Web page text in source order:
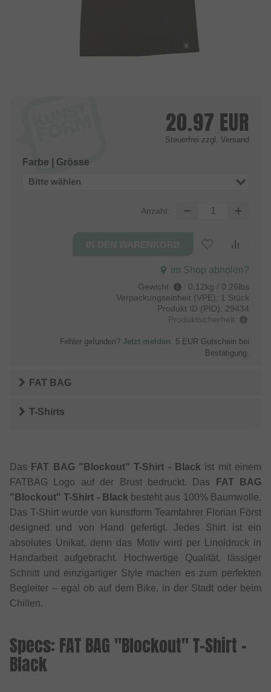
20.97 EUR
Steuerfrei zzgl. Versand
Farbe | Grösse
Bitte wählen
Anzahl:
im Shop abholen?
Gewicht : 0.12kg / 0.26lbs
Verpackungseinheit (VPE): 1 Stück
Produkt ID (PID): 29434
Produktsicherheit
Fehler gefunden? Jetzt melden. 5 EUR Gutschein bei
Bestätigung.
FAT BAG
T-Shirts
Das FAT BAG "Blockout" T-Shirt - Black ist mit einem
FATBAG Logo auf der Brust bedruckt. Das
FAT BAG
"Blockout" T-Shirt - Black besteht aus 100% Baumwolle.
Das T-Shirt wurde von kunstform Teamfahrer Florian Först
designed und von Hand gefertigt. Jedes Shirt ist ein
absolutes Unikat, denn das Motiv wird per Linoldruck in
Handarbeit aufgebracht. Hochwertige Qualität, lässiger
Schnitt und einzigartiger Style machen es zum perfekten
Begleiter – egal ob auf dem Bike, in der Stadt oder beim
Chillen.
Specs: FAT BAG "Blockout" T-Shirt -
Black